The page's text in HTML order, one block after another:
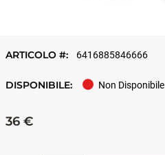
ARTICOLO #: 6416885846666
DISPONIBILE: Non Disponibile
36 €